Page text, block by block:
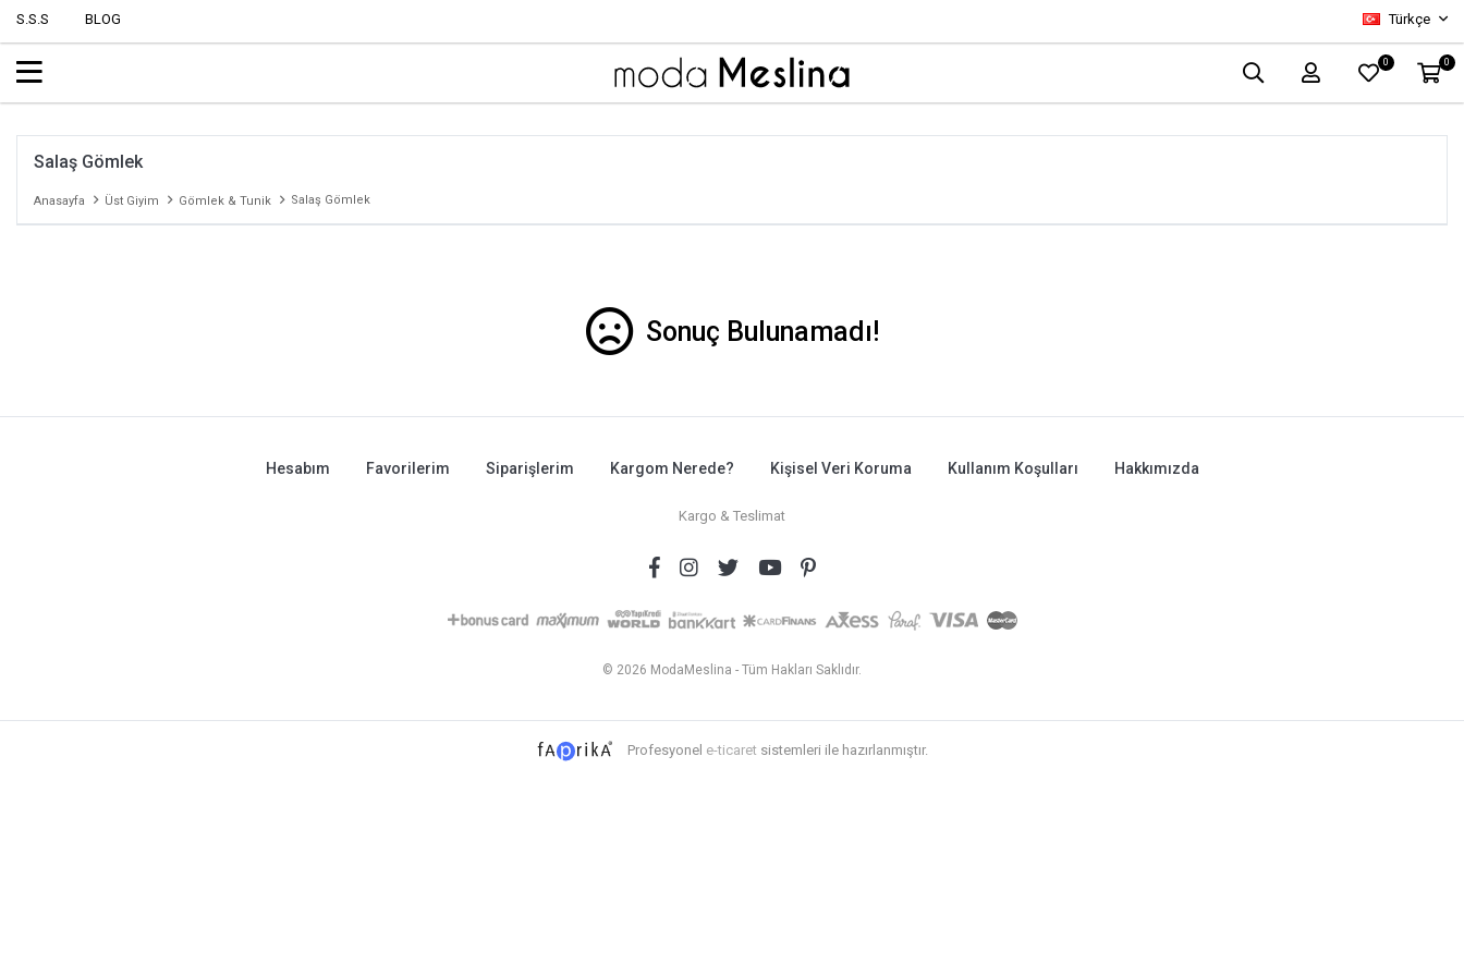
S.S.S BLOG Türkçe
0 0
Salaş Gömlek
Anasayfa Üst Giyim Gömlek & Tunik Salaş Gömlek
Sonuç Bulunamadı!
Hesabım Favorilerim Siparişlerim Kargom Nerede? Kişisel Veri Koruma Kullanım Koşulları Hakkımızda
Kargo & Teslimat
© 2026 ModaMeslina - Tüm Hakları Saklıdır.
Profesyonel e-ticaret sistemleri ile hazırlanmıştır.